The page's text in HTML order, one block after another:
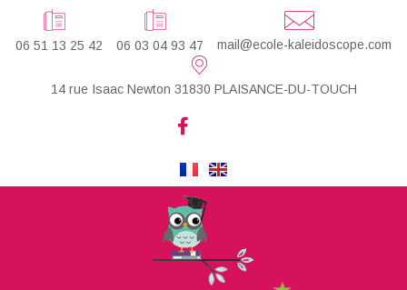
06 51 13 25 42 06 03 04 93 47 mail@ecole-kaleidoscope.com
14 rue Isaac Newton 31830 PLAISANCE-DU-TOUCH